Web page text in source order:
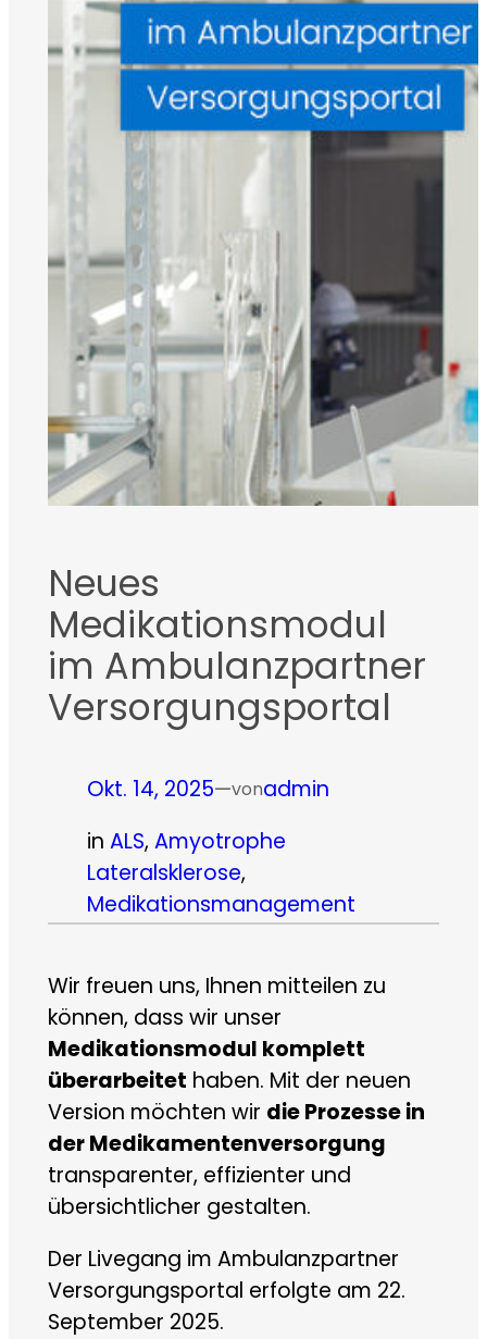
Neues
Medikationsmodul
im Ambulanzpartner
Versorgungsportal
Okt. 14, 2025—vonadmin
in ALS, Amyotrophe
Lateralsklerose
Medikationsmanagement
Wir freuen uns, Ihnen mitteilen zu
können, dass wir unser
Medikationsmodul komplett
überarbeitet haben. Mit der neuen
Version möchten wir die Prozesse in
der Medikamentenversorgung
transparenter, effizienter und
übersichtlicher gestalten.
Der Livegang im Ambulanzpartner
Versorgungsportal erfolgte am 22.
September 2025.